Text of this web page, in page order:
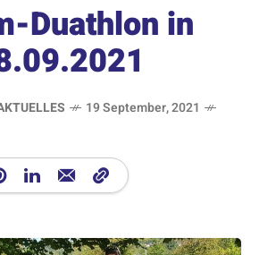
Duathlon in
19 September, 2021